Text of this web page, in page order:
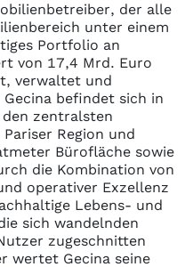
der alle
unter einem
Portfolio an
von 17,4 Mrd. Euro
verwaltet und
befindet sich in
zentralsten
Region und
Bürofläche sowie
die Kombination von
operativer Exzellenz
Lebens- und
sich wandelnden
zugeschnitten
wertet Gecina seine